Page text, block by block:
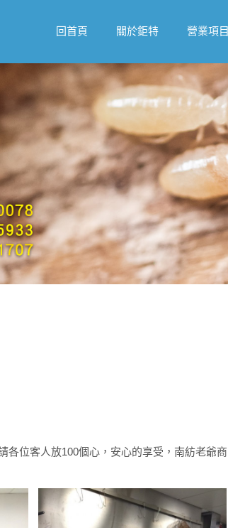
回首頁 關於鉅特 營業項目
位客人放100個心，安心的享受，南紡老爺商